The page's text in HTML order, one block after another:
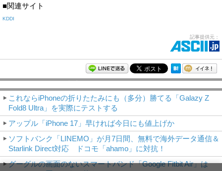
■関連サイト
KDDI
記事提供元：
これならiPhoneの折りたたみにも（多分）勝てる「Galazy Z
Fold8 Ultra」を実際にテストする
アップル「iPhone 17」早ければ今日にも値上げか
ソフトバンク「LINEMO」が月7日間、無料で海外データ通信＆
Starlink Direct対応 ドコモ「ahamo」に対抗！
グーグルの画面のないスマートバンド「Google Fitbit Air」は